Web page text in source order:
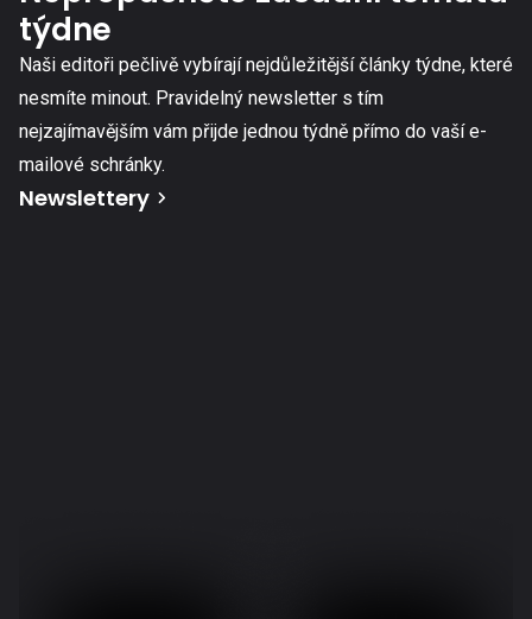
týdne
Naši editoři pečlivě vybírají nejdůležitější články týdne, které
nesmíte minout. Pravidelný newsletter s tím
nejzajímavějším vám přijde jednou týdně přímo do vaší e-
mailové schránky.
Newslettery